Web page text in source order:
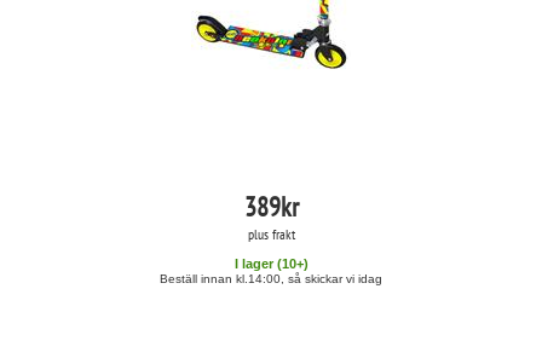
389kr
plus frakt
I lager (10+)
Beställ innan kl.14:00, så skickar vi idag